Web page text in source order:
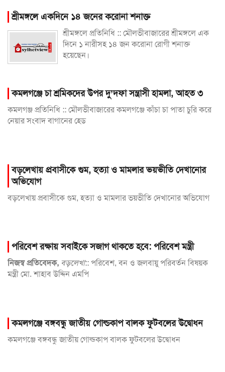
শ্রীমঙ্গলে একদিনে ১৪ জনের করোনা শনাক্ত
শ্রীমঙ্গলে প্রতিনিধি :: মৌলভীবাজারের শ্রীমঙ্গলে এক
দিনে ১ নারীসহ ১৪ জন করোনা রোগী শনাক্ত
হয়েছেন।
কমলগঞ্জে চা শ্রমিকদের উপর দু’দফা সন্ত্রাসী হামলা, আহত ৩
কমলগঞ্জ প্রতিনিধি :: মৌলভীবাজারের কমলগঞ্জে কাঁচা চা পাতা চুরি করে
নেয়ার সংবাদ বাগানের হেড
বড়লেখায় প্রবাসীকে গুম, হত্যা ও মামলার ভয়ভীতি দেখানোর
অভিযোগ
বড়লেখায় প্রবাসীকে গুম, হত্যা ও মামলার ভয়ভীতি দেখানোর অভিযোগ
পরিবেশ রক্ষায় সবাইকে সজাগ থাকতে হবে: পরিবেশ মন্ত্রী
নিজস্ব প্রতিবেদক, বড়লেখা::পরিবেশ, বন ও জলবায়ু পরিবর্তন বিষয়ক
মন্ত্রী মো. শাহাব উদ্দিন এমপি
কমলগঞ্জে বঙ্গবন্ধু জাতীয় গোল্ডকাপ বালক ফুটবলের উদ্বোধন
কমলগঞ্জে বঙ্গবন্ধু জাতীয় গোল্ডকাপ বালক ফুটবলের উদ্বোধন